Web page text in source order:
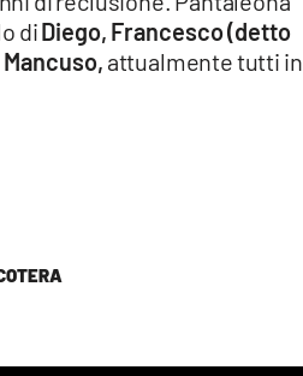
diDiego, Francesco (detto
attualmente tutti in